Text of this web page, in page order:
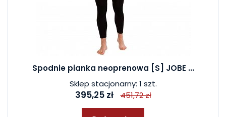
Spodnie pianka neoprenowa [S] JOBE ...
Sklep stacjonarny: 1 szt.
395,25 zł 451,72 zł